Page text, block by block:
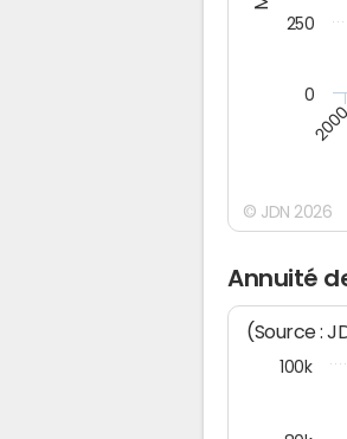
2000
0
250
© JDN 2026
Annuité
(Source :
100k